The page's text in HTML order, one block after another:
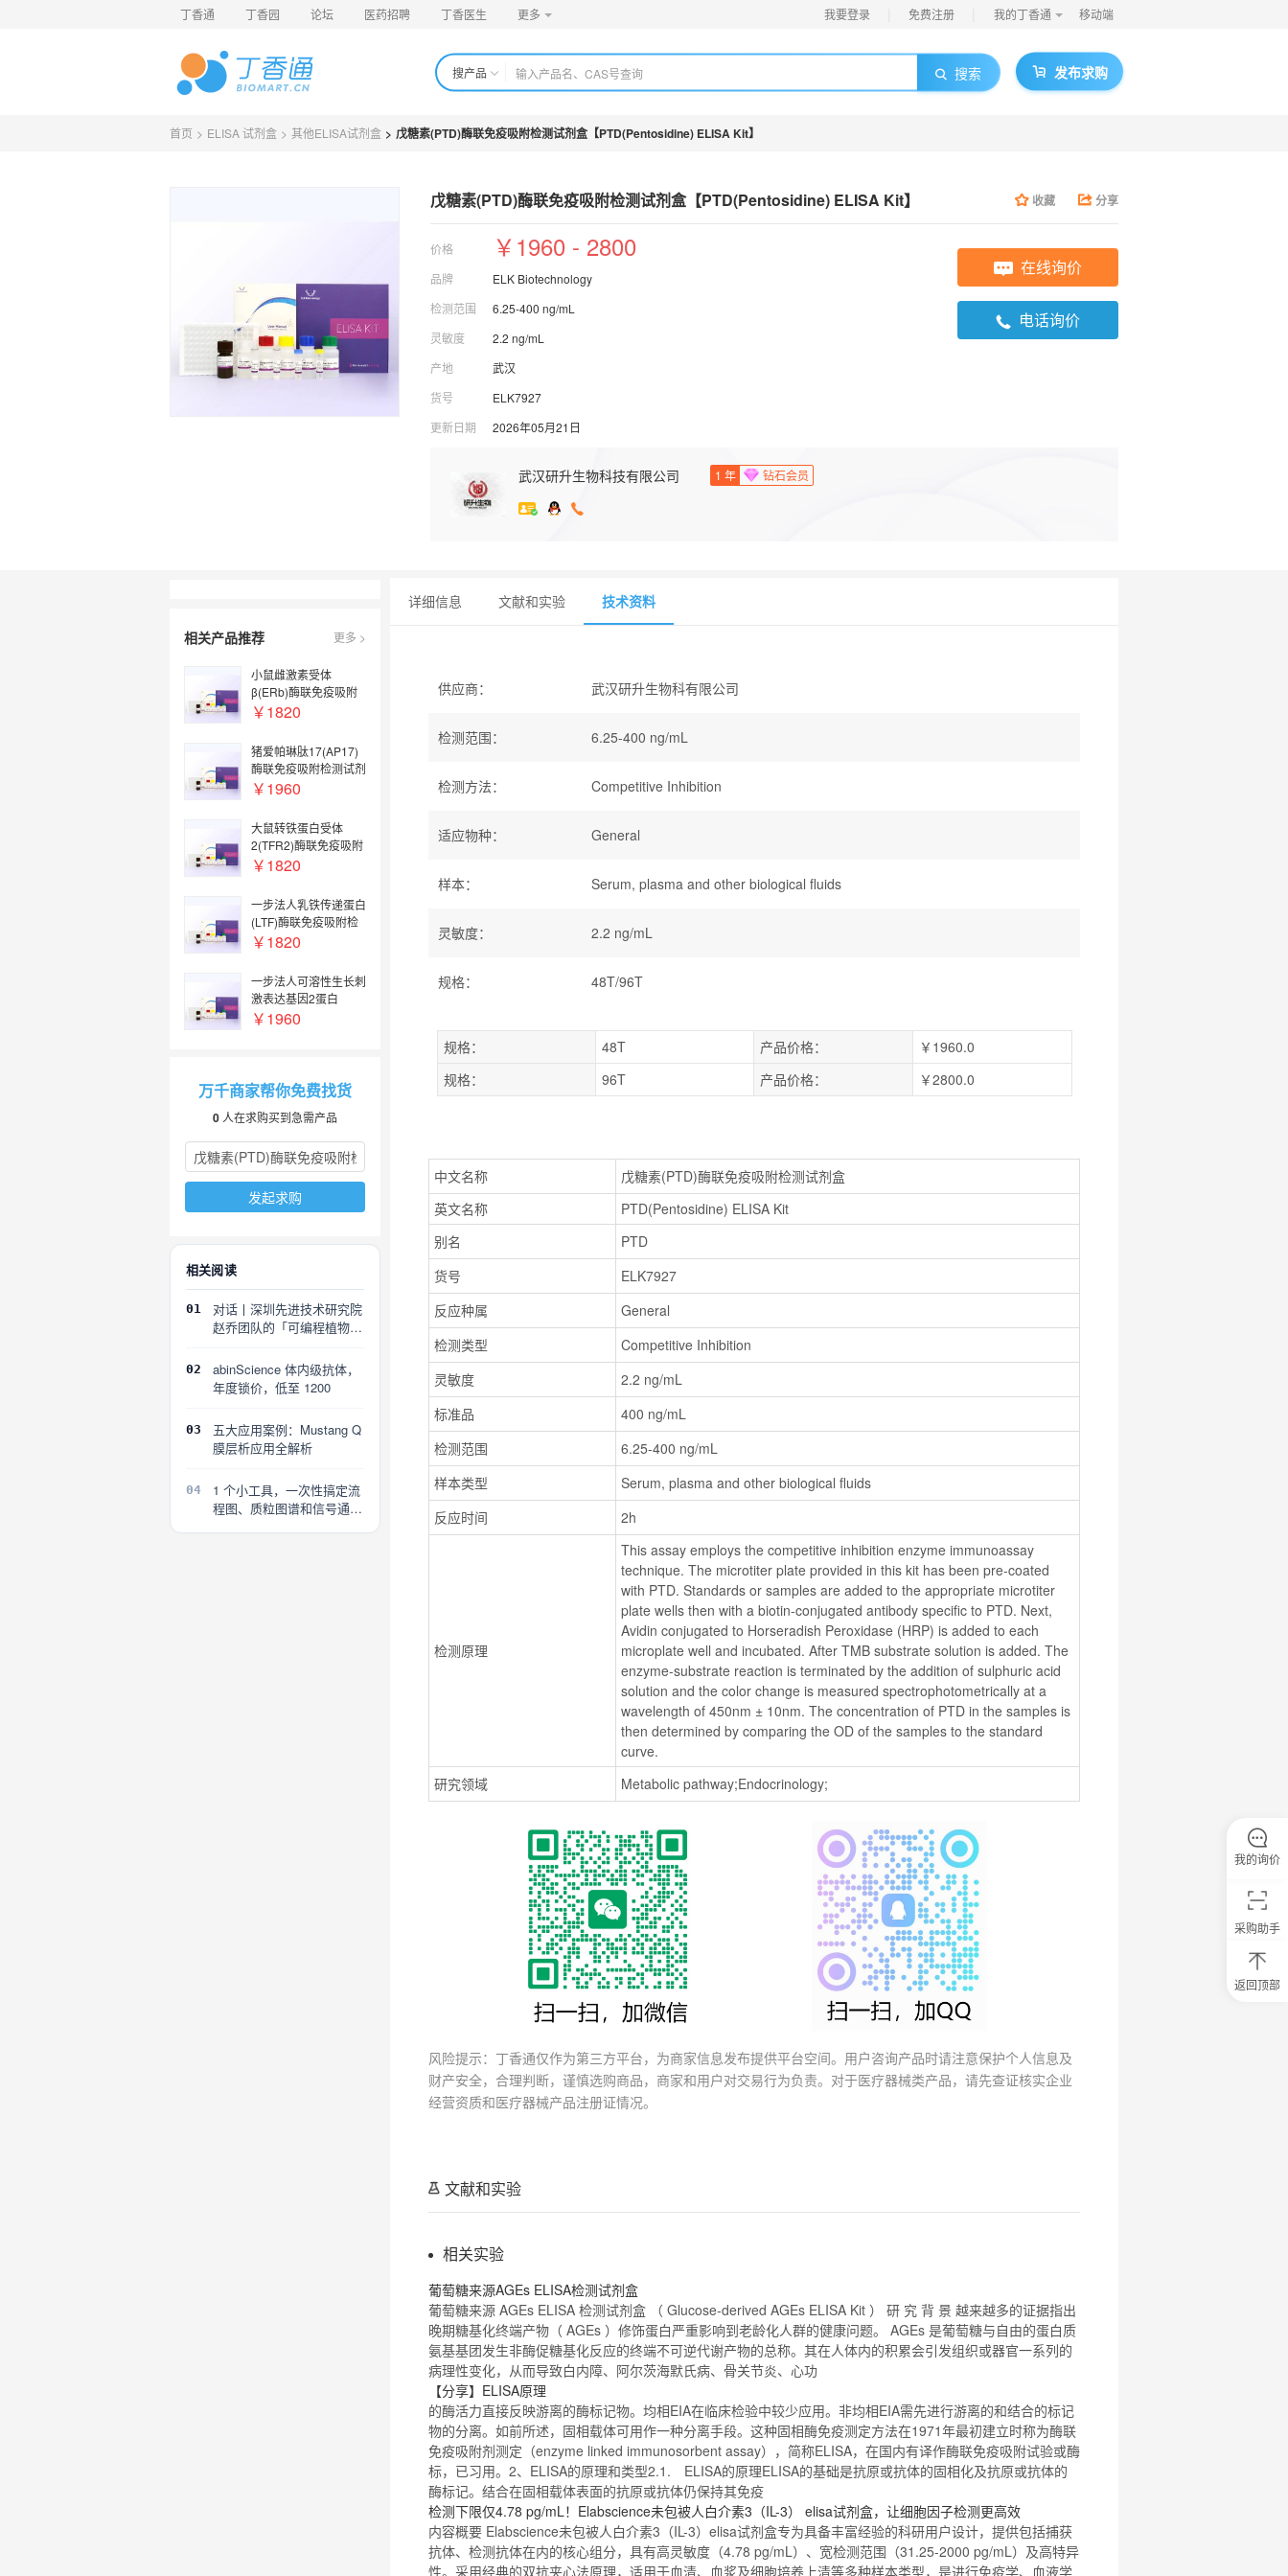
丁香通 丁香园 论坛 医药招聘 丁香医生 更多 我要登录 免费注册 我的丁香通 移动端
搜产品 搜索 发布求购
首页 > ELISA 试剂盒 > 其他ELISA试剂盒 > 戊糖素(PTD)酶联免疫吸附检测试剂盒【PTD(Pentosidine) ELISA Kit】
戊糖素(PTD)酶联免疫吸附检测试剂盒【PTD(Pentosidine) ELISA Kit】 收藏 分享
价格 ￥1960 - 2800
品牌
ELK Biotechnology
检测范围
6.25-400 ng/mL
灵敏度
2.2 ng/mL
产地
武汉
货号
ELK7927
更新日期
2026年05月21日
在线询价
电话询价
武汉研升生物科技有限公司 1 年 钻石会员
相关产品推荐 更多 >
小鼠雌激素受体
β(ERb)酶联免疫吸附
检测试剂盒【Mouse
Receptor Beta) ELISA
Kit】
￥1820
猪爱帕琳肽17(AP17)
酶联免疫吸附检测试剂
盒【Pig AP17(Apelin
￥1960
大鼠转铁蛋白受体
2(TFR2)酶联免疫吸附
检测试剂盒【Rat
Receptor 2) ELISA
Kit】
￥1820
一步法人乳铁传递蛋白
(LTF)酶联免疫吸附检
测试剂盒【EasyStep
LTF(Lactoferrin)
ELISA Kit】
￥1820
一步法人可溶性生长刺
激表达基因2蛋白
(sST2)酶联免疫吸附检
Tumorigenicity 2)
ELISA Kit】
￥1960
万千商家帮你免费找货
0 人在求购买到急需产品
发起求购
相关阅读
01
对话丨深圳先进技术研究院
赵乔团队的「可编程植物」
02
abinScience 体内级抗体，
年度锁价，低至 1200
03
五大应用案例：Mustang Q
膜层析应用全解析
04
1 个小工具，一次性搞定流
程图、质粒图谱和信号通路
详细信息 文献和实验 技术资料
供应商： 武汉研升生物科有限公司
检测范围： 6.25-400 ng/mL
检测方法： Competitive Inhibition
适应物种： General
样本： Serum, plasma and other biological fluids
灵敏度： 2.2 ng/mL
规格： 48T/96T
规格： 48T 产品价格：
￥1960.0
规格：
96T 产品价格： ￥2800.0
中文名称
戊糖素(PTD)酶联免疫吸附检测试剂盒
英文名称
PTD(Pentosidine) ELISA Kit
别名
PTD
货号
ELK7927
反应种属
General
检测类型
Competitive Inhibition
灵敏度
2.2 ng/mL
标准品
400 ng/mL
检测范围
6.25-400 ng/mL
样本类型
Serum, plasma and other biological fluids
反应时间
2h
检测原理
This assay employs the competitive inhibition enzyme immunoassay
technique. The microtiter plate provided in this kit has been pre-coated
with PTD. Standards or samples are added to the appropriate microtiter
plate wells then with a biotin-conjugated antibody specific to PTD. Next,
Avidin conjugated to Horseradish Peroxidase (HRP) is added to each
microplate well and incubated. After TMB substrate solution is added. The
enzyme-substrate reaction is terminated by the addition of sulphuric acid
solution and the color change is measured spectrophotometrically at a
wavelength of 450nm ± 10nm. The concentration of PTD in the samples is
then determined by comparing the OD of the samples to the standard
curve.
研究领域
Metabolic pathway;Endocrinology;
风险提示：丁香通仅作为第三方平台，为商家信息发布提供平台空间。用户咨询产品时请注意保护个人信息及
财产安全，合理判断，谨慎选购商品，商家和用户对交易行为负责。对于医疗器械类产品，请先查证核实企业
经营资质和医疗器械产品注册证情况。
文献和实验
相关实验
葡萄糖来源AGEs ELISA检测试剂盒
葡萄糖来源 AGEs ELISA 检测试剂盒 （ Glucose-derived AGEs ELISA Kit ） 研 究 背 景 越来越多的证据指出
晚期糖基化终端产物（ AGEs ）修饰蛋白严重影响到老龄化人群的健康问题。 AGEs 是葡萄糖与自由的蛋白质
氨基基团发生非酶促糖基化反应的终端不可逆代谢产物的总称。其在人体内的积累会引发组织或器官一系列的
病理性变化，从而导致白内障、阿尔茨海默氏病、骨关节炎、心功
【分享】 ELISA原理
的酶活力直接反映游离的酶标记物。均相EIA在临床检验中较少应用。非均相EIA需先进行游离的和结合的标记
物的分离。如前所述，固相载体可用作一种分离手段。这种固相酶免疫测定方法在1971年最初建立时称为酶联
免疫吸附剂测定（enzyme linked immunosorbent assay），简称ELISA，在国内有译作酶联免疫吸附试验或酶
标，已习用。2、 ELISA的原理和类型2.1. ELISA的原理ELISA的基础是抗原或抗体的固相化及抗原或抗体的
酶标记。结合在固相载体表面的抗原或抗体仍保持其免疫
检测下限仅4.78 pg/mL！Elabscience未包被人白介素3（IL-3） elisa试剂盒，让细胞因子检测更高效
内容概要 Elabscience未包被人白介素3（IL-3） elisa试剂盒专为具备丰富经验的科研用户设计，提供包括捕获
抗体、检测抗体在内的核心组分，具有高灵敏度（4.78 pg/mL）、宽检测范围（31.25-2000 pg/mL）及高特异
性。采用经典的双抗夹心法原理，适用于血清、血浆及细胞培养上清等多种样本类型，是进行免疫学、血液学
采购助手
返回顶部
我的询价